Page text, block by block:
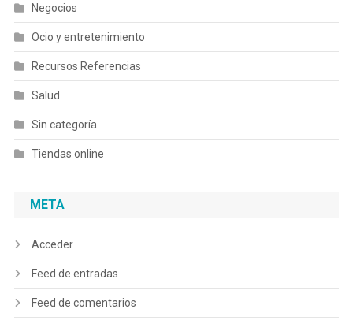
Negocios
Ocio y entretenimiento
Recursos Referencias
Salud
Sin categoría
Tiendas online
META
Acceder
Feed de entradas
Feed de comentarios